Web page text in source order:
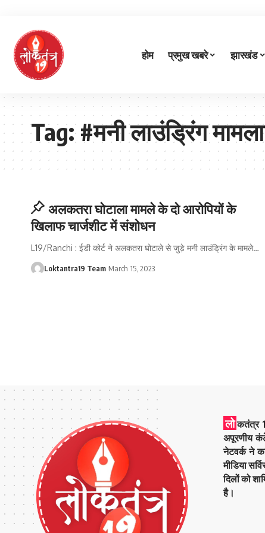
होम प्रमुख खबरे झारखंड
Tag:#मनी लाउंड्रिंग मामला
अलकतरा घोटाला मामले के दो आरोपियों के
खिलाफ चार्जशीट में संशोधन
L19/Ranchi : ईडी कोर्ट ने अलकतरा घोटाले से जुड़े मनी लाउंड्रिंग के मामले…
Loktantra19 Team March 15, 2023
लो कतंत्र
अपूरणीय
नेटवर्क ने
मीडिया
दिलों को
है।